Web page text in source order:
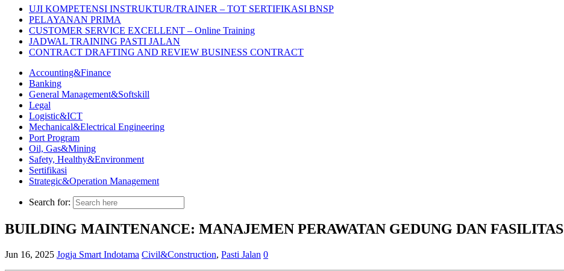
UJI KOMPETENSI INSTRUKTUR/TRAINER – TOT SERTIFIKASI BNSP
PELAYANAN PRIMA
CUSTOMER SERVICE EXCELLENT – Online Training
JADWAL TRAINING PASTI JALAN
CONTRACT DRAFTING AND REVIEW BUSINESS CONTRACT
Accounting&Finance
Banking
General Management&Softskill
Legal
Logistic&ICT
Mechanical&Electrical Engineering
Port Program
Oil, Gas&Mining
Safety, Healthy&Environment
Sertifikasi
Strategic&Operation Management
Search for:
BUILDING MAINTENANCE: MANAJEMEN PERAWATAN GEDUNG DAN FASILITAS
Jun 16, 2025 Jogja Smart Indotama Civil&Construction, Pasti Jalan 0